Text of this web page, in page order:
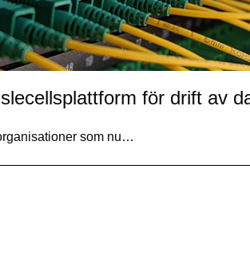
för drift av
som nu…